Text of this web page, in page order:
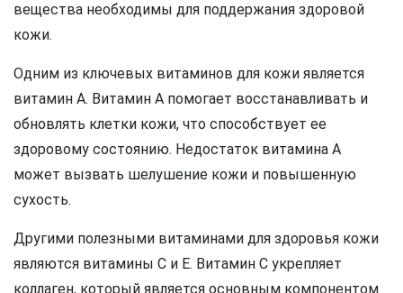
вещества необходимы для поддержания здоровой
кожи.
Одним из ключевых витаминов для кожи является
витамин А. Витамин А помогает восстанавливать и
обновлять клетки кожи, что способствует ее
здоровому состоянию. Недостаток витамина А
может вызвать шелушение кожи и повышенную
сухость.
Другими полезными витаминами для здоровья кожи
являются витамины С и Е. Витамин С укрепляет
коллаген, который является основным компонентом